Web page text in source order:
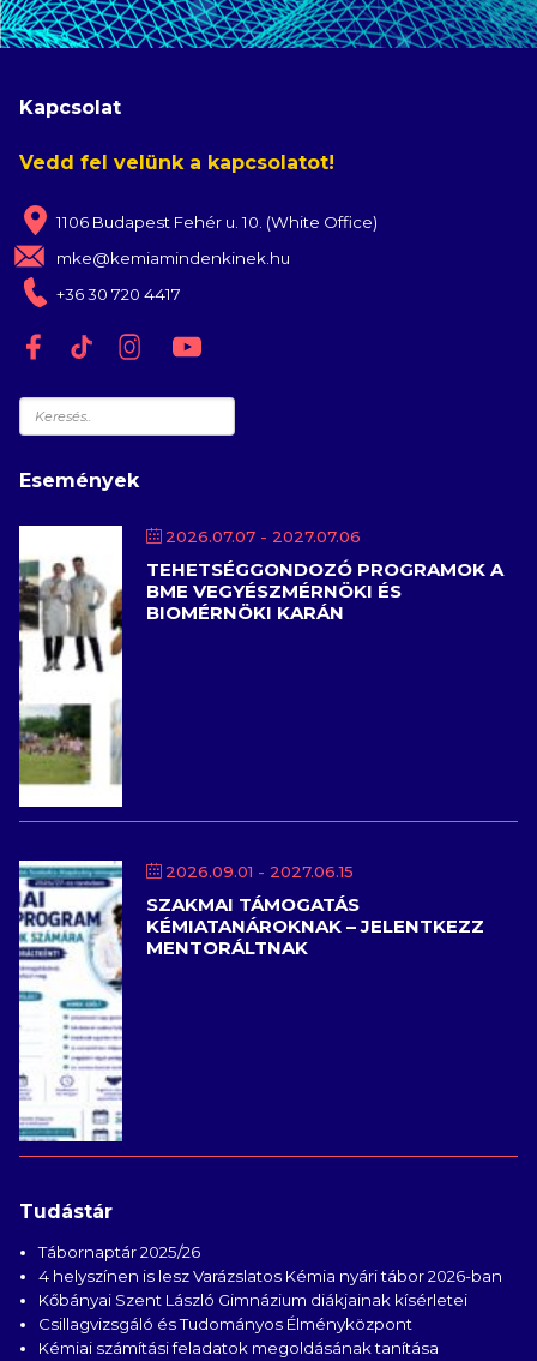
Kapcsolat
Vedd fel velünk a kapcsolatot!
1106 Budapest Fehér u. 10. (White Office)
mke@kemiamindenkinek.hu
+36 30 720 4417
Keresés
Események
2026.07.07 - 2027.07.06
TEHETSÉGGONDOZÓ PROGRAMOK A
BME VEGYÉSZMÉRNÖKI ÉS
BIOMÉRNÖKI KARÁN
2026.09.01 - 2027.06.15
SZAKMAI TÁMOGATÁS
KÉMIATANÁROKNAK – JELENTKEZZ
MENTORÁLTNAK
Tudástár
Tábornaptár 2025/26
4 helyszínen is lesz Varázslatos Kémia nyári tábor 2026-ban
Kőbányai Szent László Gimnázium diákjainak kísérletei
Csillagvizsgáló és Tudományos Élményközpont
Kémiai számítási feladatok megoldásának tanítása